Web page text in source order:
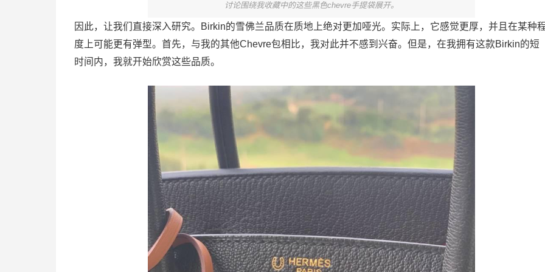
讨论围绕我收藏中的这些黑色chevre手提袋展开。
因此，让我们直接深入研究。Birkin的雪佛兰品质在质地上绝对更加哑光。实际上，它感觉更厚，并且在某种
度上可能更有弹型。首先，与我的其他Chevre包相比，我对此并不感到兴奋。但是，在我拥有这款Birkin的短
时间内，我就开始欣赏这些品质。